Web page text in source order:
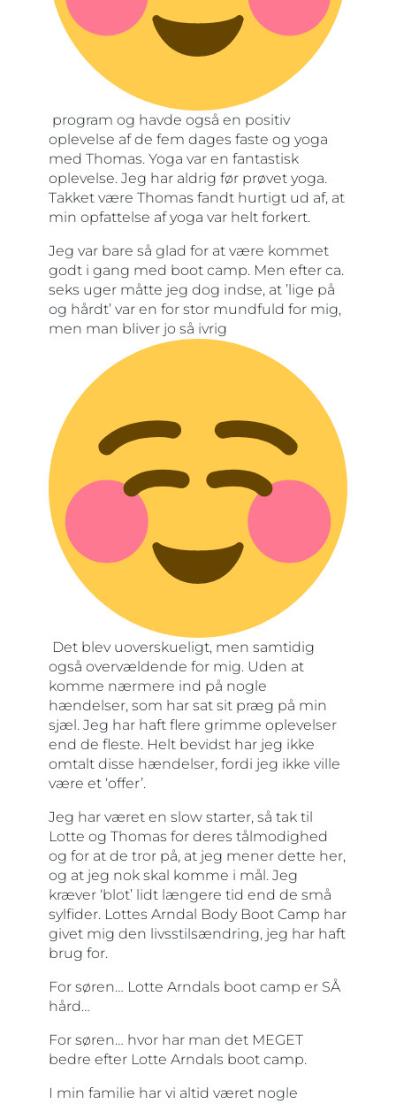
program og havde også en positiv
oplevelse af de fem dages faste og yoga
med Thomas. Yoga var en fantastisk
oplevelse. Jeg har aldrig før prøvet yoga.
Takket være Thomas fandt hurtigt ud af, at
min opfattelse af yoga var helt forkert.
Jeg var bare så glad for at være kommet
godt i gang med boot camp. Men efter ca.
seks uger måtte jeg dog indse, at ’lige på
og hårdt’ var en for stor mundfuld for mig,
men man bliver jo så ivrig
Det blev uoverskueligt, men samtidig
også overvældende for mig. Uden at
komme nærmere ind på nogle
hændelser, som har sat sit præg på min
sjæl. Jeg har haft flere grimme oplevelser
end de fleste. Helt bevidst har jeg ikke
omtalt disse hændelser, fordi jeg ikke ville
være et ‘offer’.
Jeg har været en slow starter, så tak til
Lotte og Thomas for deres tålmodighed
og for at de tror på, at jeg mener dette her,
og at jeg nok skal komme i mål. Jeg
kræver ‘blot’ lidt længere tid end de små
sylfider. Lottes Arndal Body Boot Camp har
givet mig den livsstilsændring, jeg har haft
brug for.
For søren… Lotte Arndals boot camp er SÅ
hård…
For søren… hvor har man det MEGET
bedre efter Lotte Arndals boot camp.
I min familie har vi altid været nogle